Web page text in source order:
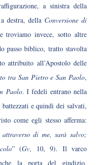
a sinistra della
destra, della Conversione di
troviamo invece, sotto altre
passo biblico, tratto stavolta
attribuito all’Apostolo delle
tra San Pietro e San Paolo,
Paolo. I fedeli entrano nella
e quindi dei salvati,
come egli stesso afferma:
di me, sarà salvo;
” (Gv, 10, 9). Il varco
la porta del giudizio,